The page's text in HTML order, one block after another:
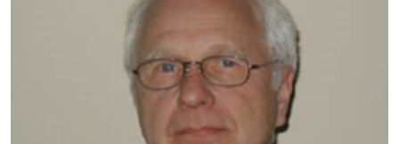
ՄԵԿՆԱԲԱՆՈՒԹՅՈՒՆ